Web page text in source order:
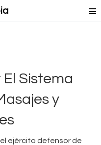
Sistema
y
ejército defensor de